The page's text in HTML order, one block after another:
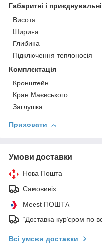
Габаритні і
Висота
Ширина
Глибина
Підключення теплоносія
Комплектація
Кронштейн
Кран Маєвського
Заглушка
Приховати
Умови доставки
Нова Пошта
Самовивіз
Meest ПОШТА
“Доставка кур’єром по
Всі умови доставки